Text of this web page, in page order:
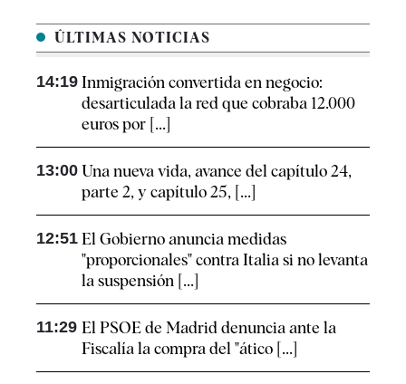
ÚLTIMAS NOTICIAS
14:19 Inmigración convertida en negocio:
desarticulada la red que cobraba 12.000
euros por [...]
13:00 Una nueva vida, avance del capítulo 24,
parte 2, y capítulo 25, [...]
12:51 El Gobierno anuncia medidas
"proporcionales" contra Italia si no levanta
la suspensión [...]
11:29 El PSOE de Madrid denuncia ante la
Fiscalía la compra del "ático [...]